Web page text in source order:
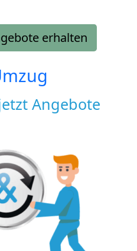
erhalten
Angebote